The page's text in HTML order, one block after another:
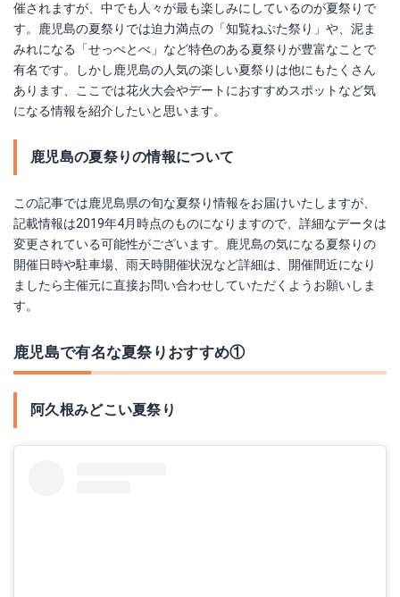
催されますが、中でも人々が最も楽しみにしているのが夏祭りで
す。鹿児島の夏祭りでは迫力満点の「知覧ねぷた祭り」や、泥ま
みれになる「せっぺとべ」など特色のある夏祭りが豊富なことで
有名です。しかし鹿児島の人気の楽しい夏祭りは他にもたくさん
あります、ここでは花火大会やデートにおすすめスポットなど気
になる情報を紹介したいと思います。
鹿児島の夏祭りの情報について
この記事では鹿児島県の旬な夏祭り情報をお届けいたしますが、
記載情報は2019年4月時点のものになりますので、詳細なデータは
変更されている可能性がございます。鹿児島の気になる夏祭りの
開催日時や駐車場、雨天時開催状況など詳細は、開催間近になり
ましたら主催元に直接お問い合わせしていただくようお願いしま
す。
鹿児島で有名な夏祭りおすすめ①
阿久根みどこい夏祭り